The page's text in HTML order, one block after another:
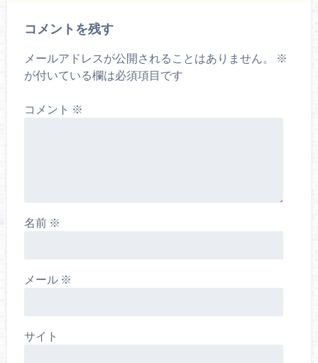
コメントを残す
メールアドレスが公開されることはありません。
※
が付いている欄は必須項目です
コメント ※
名前 ※
メール ※
サイト